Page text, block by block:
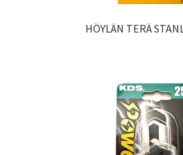
HÖYLÄN TERÄ